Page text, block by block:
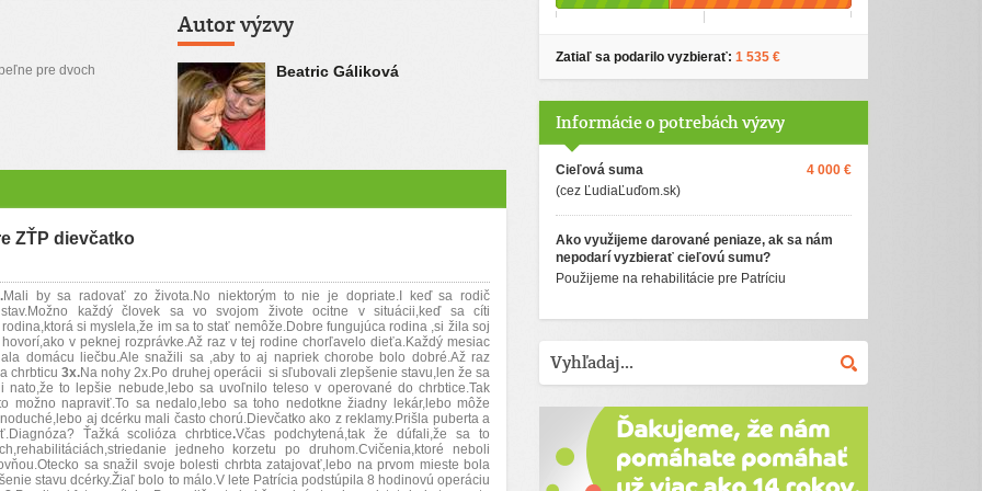
pre dvoch
Autor výzvy
Beatric Gáliková
ZŤP dievčatko
.Mali by sa radovať zo života.No niektorým to nie je dopriate.I keď sa rodič
každý človek sa vo svojom živote ocitne v situácii,keď sa cíti
si myslela,že im sa to stať nemôže.Dobre fungujúca rodina ,si žila soj
v peknej rozprávke.Až raz v tej rodine chorľavelo dieťa.Každý mesiac
domácu liečbu.Ale snažili sa ,aby to aj napriek chorobe bolo dobré.Až raz
chrbticu 3x.Na nohy 2x.Po druhej operácii si sľubovali zlepšenie stavu,len že sa
nato,že to lepšie nebude,lebo sa uvoľnilo teleso v operované do chrbtice.Tak
možno napraviť.To sa nedalo,lebo sa toho nedotkne žiadny lekár,lebo môže
aj dcérku mali často chorú.Dievčatko ako z reklamy.Prišla puberta a
Ťažká scolióza chrbtice.Včas podchytená,tak že dúfali,že sa to
jedneho korzetu po druhom.Cvičenia,ktoré neboli
sa snažil svoje bolesti chrbta zatajovať,lebo na prvom mieste bola
stavu dcérky.Žiaľ bolo to málo.V lete Patrícia podstúpila 8 hodinovú operáciu
Zatiaľ sa podarilo vyzbierať: 1 535 €
Informácie o potrebách výzvy
Cieľová suma
(cez ĽudiaĽuďom.sk)
4 000 €
Ako využijeme darované peniaze, ak sa nám
nepodarí vyzbierať cieľovú sumu?
Použijeme na rehabilitácie pre Patríciu